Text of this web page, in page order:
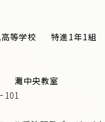
等学校
特進1年1組
灘中央教室
101